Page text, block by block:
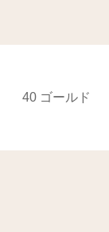
40 ゴールド